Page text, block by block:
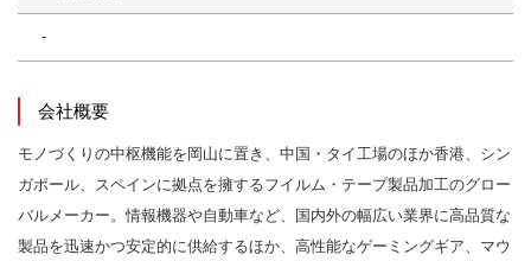
-
会社概要
モノづくりの中枢機能を岡山に置き、中国・タイ工場のほか香港、シン
ガポール、スペインに拠点を擁するフイルム・テープ製品加工のグロー
バルメーカー。情報機器や自動車など、国内外の幅広い業界に高品質な
製品を迅速かつ安定的に供給するほか、高性能なゲーミングギア、マウ